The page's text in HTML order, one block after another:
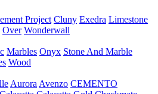
Project Cluny Exedra Limestone
Over Wonderwall
Marbles Onyx Stone And Marble
Wood
Aurora Avenzo CEMENTO